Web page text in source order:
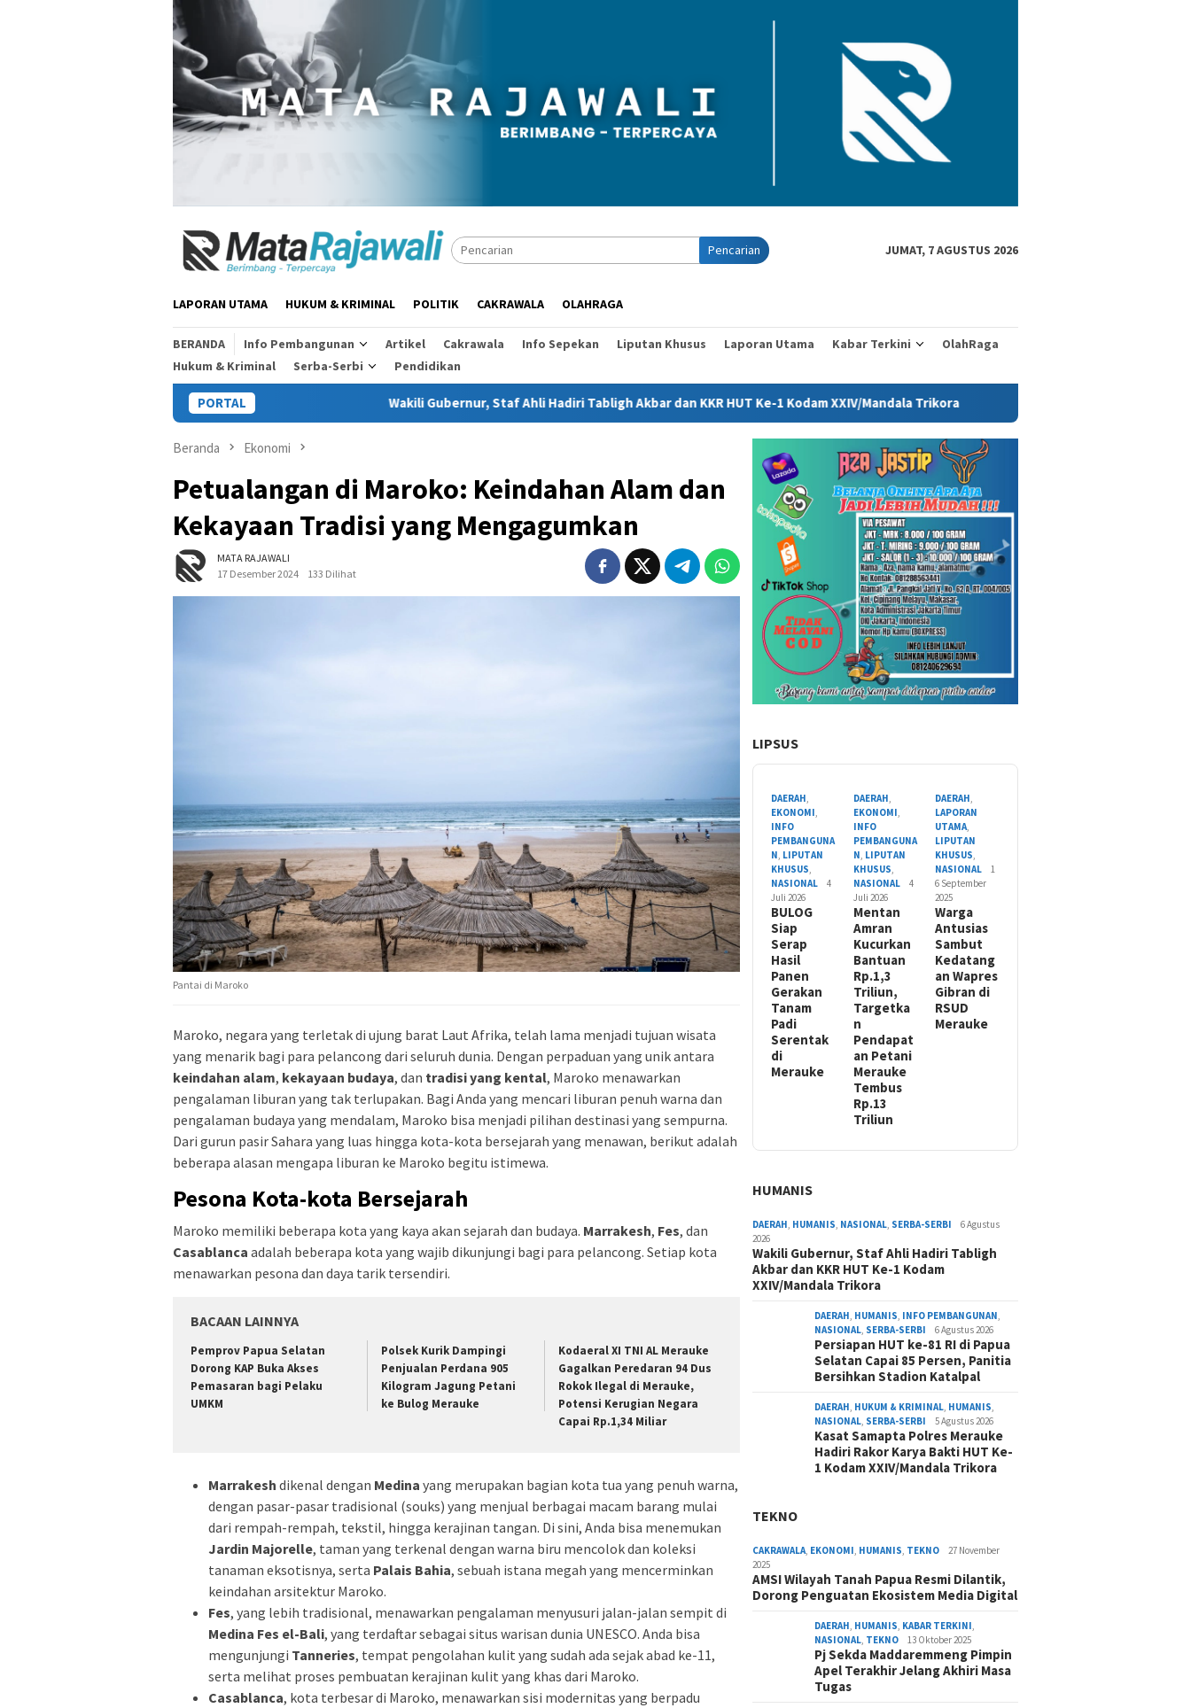
Pencarian JUMAT, 7 AGUSTUS 2026
LAPORAN UTAMA HUKUM & KRIMINAL POLITIK CAKRAWALA OLAHRAGA
BERANDA Info Pembangunan Artikel Cakrawala Info Sepekan Liputan Khusus Laporan Utama Kabar Terkini
OlahRaga
Hukum & Kriminal
Serba-Serbi Pendidikan
PORTAL Wakili Gubernur, Staf Ahli Hadiri Tabligh Akbar dan KKR HUT Ke-1 Kodam XXIV/Mandala Trikora Persiapan HUT ke-81 RI di Papua Selatan Capai 85
Beranda Ekonomi
Petualangan di Maroko: Keindahan Alam dan
Kekayaan Tradisi yang Mengagumkan
MATA RAJAWALI
17 Desember 2024
133 Dilihat
Pantai di Maroko
Maroko, negara yang terletak di ujung barat Laut Afrika, telah lama menjadi tujuan wisata
yang menarik bagi para pelancong dari seluruh dunia. Dengan perpaduan yang unik antara
keindahan alam, kekayaan budaya, dan tradisi yang kental, Maroko menawarkan
pengalaman liburan yang tak terlupakan. Bagi Anda yang mencari liburan penuh warna dan
pengalaman budaya yang mendalam, Maroko bisa menjadi pilihan destinasi yang sempurna.
Dari gurun pasir Sahara yang luas hingga kota-kota bersejarah yang menawan, berikut adalah
beberapa alasan mengapa liburan ke Maroko begitu istimewa.
Pesona Kota-kota Bersejarah
Maroko memiliki beberapa kota yang kaya akan sejarah dan budaya. Marrakesh, Fes, dan
Casablanca adalah beberapa kota yang wajib dikunjungi bagi para pelancong. Setiap kota
menawarkan pesona dan daya tarik tersendiri.
BACAAN LAINNYA
Pemprov Papua Selatan
Dorong KAP Buka Akses
Pemasaran bagi Pelaku
UMKM
Polsek Kurik Dampingi
Penjualan Perdana 905
Kilogram Jagung Petani
ke Bulog Merauke
Kodaeral XI TNI AL Merauke
Gagalkan Peredaran 94 Dus
Rokok Ilegal di Merauke,
Potensi Kerugian Negara
Capai Rp.1,34 Miliar
Marrakesh dikenal dengan Medina yang merupakan bagian kota tua yang penuh warna,
dengan pasar-pasar tradisional (souks) yang menjual berbagai macam barang mulai
dari rempah-rempah, tekstil, hingga kerajinan tangan. Di sini, Anda bisa menemukan
Jardin Majorelle, taman yang terkenal dengan warna biru mencolok dan koleksi
tanaman eksotisnya, serta Palais Bahia, sebuah istana megah yang mencerminkan
keindahan arsitektur Maroko.
Fes, yang lebih tradisional, menawarkan pengalaman menyusuri jalan-jalan sempit di
Medina Fes el-Bali, yang terdaftar sebagai situs warisan dunia UNESCO. Anda bisa
mengunjungi Tanneries, tempat pengolahan kulit yang sudah ada sejak abad ke-11,
serta melihat proses pembuatan kerajinan kulit yang khas dari Maroko.
Casablanca, kota terbesar di Maroko, menawarkan sisi modernitas yang berpadu
LIPSUS
DAERAH
EKONOMI
INFO
PEMBANGUNA
N LIPUTAN
KHUSUS
NASIONAL
4
Juli 2026
BULOG
Siap
Serap
Hasil
Panen
Gerakan
Tanam
Padi
Serentak
di
Merauke
DAERAH
EKONOMI
INFO
PEMBANGUNA
N LIPUTAN
KHUSUS
NASIONAL
4
Juli 2026
Mentan
Amran
Kucurkan
Bantuan
Rp.1,3
Triliun,
Targetka
n
Pendapat
an Petani
Merauke
Tembus
Rp.13
Triliun
DAERAH
LAPORAN
UTAMA
LIPUTAN
KHUSUS
NASIONAL
1
6 September
2025
Warga
Antusias
Sambut
Kedatang
an Wapres
Gibran di
RSUD
Merauke
HUMANIS
DAERAH HUMANIS NASIONAL SERBA-SERBI
6 Agustus
2026
Wakili Gubernur, Staf Ahli Hadiri Tabligh
Akbar dan KKR HUT Ke-1 Kodam
XXIV/Mandala Trikora
DAERAH HUMANIS INFO PEMBANGUNAN
NASIONAL SERBA-SERBI 6 Agustus 2026
Persiapan HUT ke-81 RI di Papua
Selatan Capai 85 Persen, Panitia
Bersihkan Stadion Katalpal
DAERAH HUKUM & KRIMINAL HUMANIS
NASIONAL SERBA-SERBI 5 Agustus 2026
Kasat Samapta Polres Merauke
Hadiri Rakor Karya Bakti HUT Ke-
1 Kodam XXIV/Mandala Trikora
TEKNO
CAKRAWALA EKONOMI HUMANIS TEKNO
27 November
2025
AMSI Wilayah Tanah Papua Resmi Dilantik,
Dorong Penguatan Ekosistem Media Digital
DAERAH HUMANIS KABAR TERKINI
NASIONAL TEKNO 13 Oktober 2025
Pj Sekda Maddaremmeng Pimpin
Apel Terakhir Jelang Akhiri Masa
Tugas